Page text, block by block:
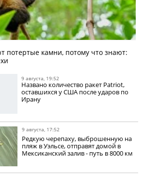
потертые камни, потому что знают:
9 августа, 19:52
Названо количество ракет Patriot,
оставшихся у США после ударов по
Ирану
9 августа, 17:52
Редкую черепаху, выброшенную на
пляж в Уэльсе, отправят домой в
Мексиканский залив - путь в 8000 км